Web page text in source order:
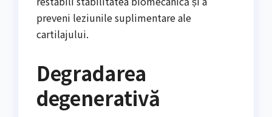
preveni leziunile suplimentare ale
cartilajului.
Degradarea
degenerativă